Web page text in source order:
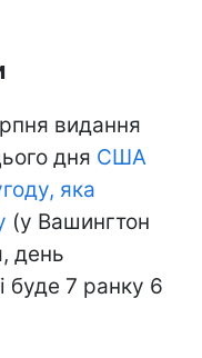
видання
дня США
яка
(у Вашингтон
день
буде 7 ранку 6